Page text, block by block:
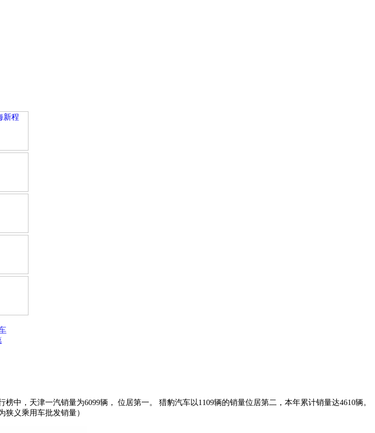
中，天津一汽销量为6099辆， 位居第一。 猎豹汽车以1109辆的销量位居第二，本年累计销量达4610辆。
狭义乘用车批发销量）